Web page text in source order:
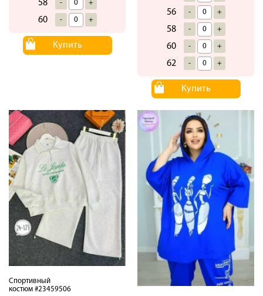
58 - +
60 - +
Купить
56
- +
58 - +
60 - +
62 - +
Купить
Спортивный
костюм #23459506